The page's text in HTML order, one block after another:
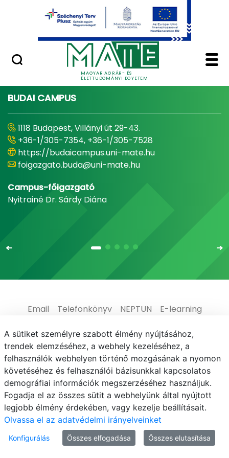
Ugrás a fő tartalomhoz
MAGYAR AGRÁR- ÉS
ÉLETTUDOMÁNYI EGYETEM
Minőségügy
Home - Magyar
BUDAI CAMPUS
1118 Budapest, Villányi út 29-43.
+36-1/305-7354, +36-1/305-7528
https://budaicampus.uni-mate.hu
foigazgato.buda@uni-mate.hu
Campus-főigazgató
Nyitrainé Dr. Sárdy Diána
Email Telefonkönyv NEPTUN
E-learning
Médiaközpont
Informatikai Igazgatóság
Adatvédelem
© MATE 2021
A sütiket személyre szabott élmény nyújtásához,
trendek elemzéséhez, a webhely kezeléséhez, a
felhasználók webhelyen történő mozgásának a nyomon
követéséhez és felhasználói bázisunkkal kapcsolatos
demográfiai információk megszerzéséhez használjuk.
Fogadja el az összes sütit a webhelyünk által nyújtott
legjobb élmény érdekében, vagy kezelje beállításait.
Olvassa el az adatvédelmi irányelveinket
Konfigurálás Összes elfogadása Összes elutasítása